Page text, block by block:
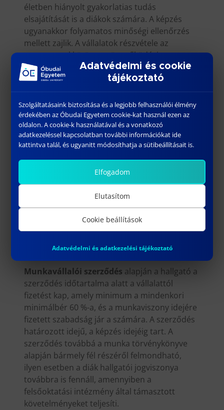
életben hiányolt gyakorlatias tudás
elsajátítását is a diákok számára. A képzés
ugyanakkor folyamatos minőségi ellenőrzés
mellett zajlik. A vállalatok részvétele az
egyetemmel kötött együttműködési
megállapodás keretében történik.
szak mellett a duális képzési forma
választható. A diákok felvétele a programba
két párhuzamos, egymástól független felvételi
eljárásban történik. A felsőoktatási intézmény
és a duális képzésben részt vevő vállalat is a
saját felvételi eljárása alapján dönt a
felvételről.
intézménynél hallgatói jogviszonyba lép, és
végén mindkét jogviszony megszűnik.
Munkavállalói szerződés alapján a hallgató a
szerződés időtartalma alatt a vállalattól
fizetést kap, amely minimum a mindenkori
minimálbér 60 %-a, és a munkaviszony idejére
fizetett szabadság jár a számára. A szerződés
határozott idejű, a képzés idejéig tart. A
szerződés továbbá a munka törvénykönyve
alapján bármely fél részéről felmondható,
ilyen esetben a diák hallgatói jogviszonya
továbbra is fennáll, amennyiben a
felsőoktatási intézmény által támasztott
követelményeket teljesíti.
Adatvédelmi és cookie
tájékoztató
Szolgáltatásaink biztosítása és a legjobb felhasználói élmény
érdekében az Óbudai Egyetem cookie-kat használ ezen az
oldalon. A cookie-k használatával és a vonatkozó
adatkezeléssel kapcsolatban további információkat ide
kattintva talál, és ugyanitt módosíthatja a sütibeállításait is.
Elfogadom
Elutasítom
Cookie beállítások
Adatvédelmi és adatkezelési tájékoztató